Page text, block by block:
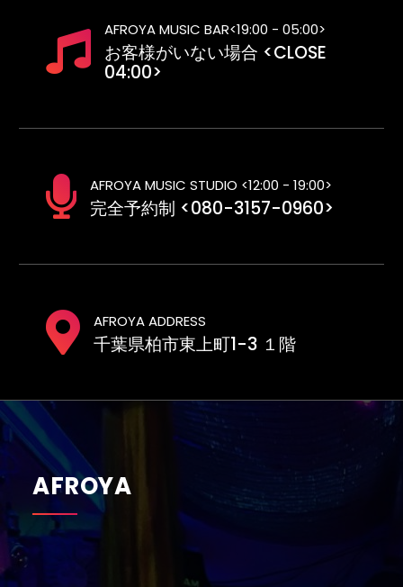
AFROYA MUSIC BAR<19:00 - 05:00>
お客様がいない場合 <CLOSE
04:00>
AFROYA MUSIC STUDIO <12:00 - 19:00>
完全予約制 <080-3157-0960>
AFROYA ADDRESS
千葉県柏市東上町1-3 １階
AFROYA